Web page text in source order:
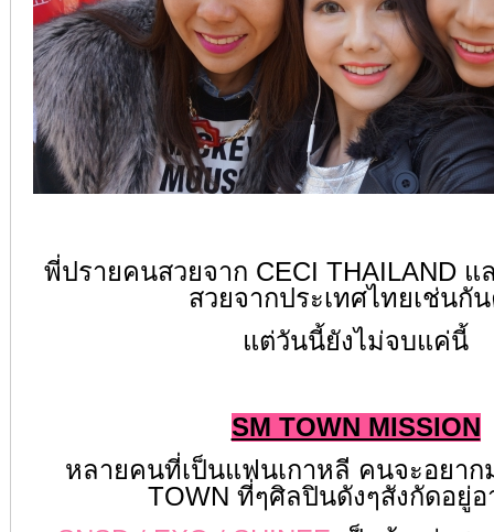
พี่ปรายคนสวยจาก CECI THAILAND แ
สวยจากประเทศไทยเช่นกั
แต่วันนี้ยังไม่จบแค่นี้
SM TOWN MISSION
หลายคนที่เป็นแฟนเกาหลี คนจะอยาก
TOWN ที่ๆศิลปินดังๆสังกัดอยู่อ